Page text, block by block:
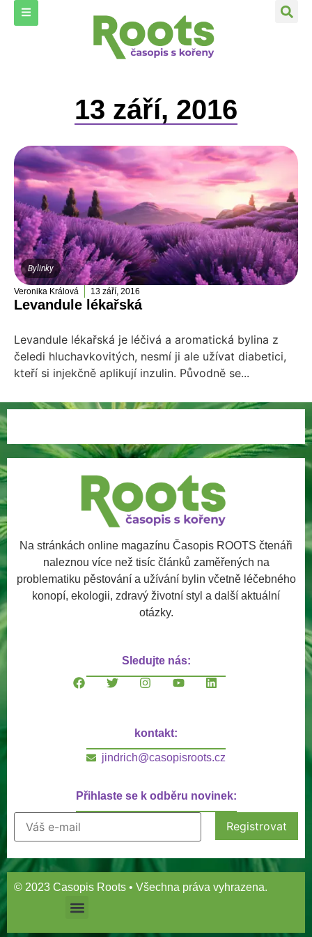
13 září, 2016
Bylinky
Veronika Králová 13 září, 2016
Levandule lékařská
Levandule lékařská je léčivá a aromatická bylina z
čeledi hluchavkovitých, nesmí ji ale užívat diabetici,
kteří si injekčně aplikují inzulin. Původně se...
Na stránkách online magazínu Časopis ROOTS čtenáři
naleznou více než tisíc článků zaměřených na
problematiku pěstování a užívání bylin včetně léčebného
konopí, ekologii, zdravý životní styl a další aktuální
otázky.
Sledujte nás:
kontakt:
jindrich@casopisroots.cz
Přihlaste se k odběru novinek:
© 2023 Casopis Roots • Všechna práva vyhrazena.